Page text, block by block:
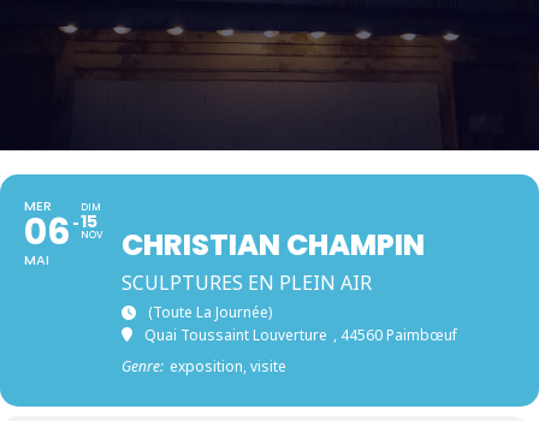
MER
06
MAI
DIM
15
NOV CHRISTIAN CHAMPIN
SCULPTURES EN PLEIN AIR
(toute La Journée)
Quai Toussaint Louverture , 44560 Paimbœuf
Genre: exposition, visite